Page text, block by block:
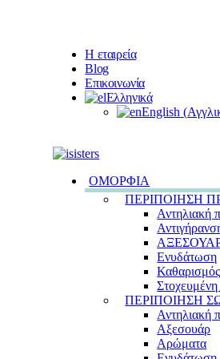
Η εταιρεία
Blog
Επικοινωνία
Ελληνικά
English (
ΟΜΟΡΦΙΑ
ΠΕΡΙΠΟΙΗΣΗ
Αντηλιακή
Ενυδάτωση
Καθαρισμός
ΠΕΡΙΠΟΙΗΣΗ
Αντηλιακή
Αξεσουάρ
Αρώματα